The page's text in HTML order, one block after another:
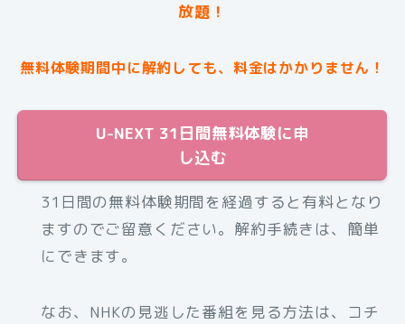
放題！
無料体験期間中に解約しても、料金はかかりません！
U-NEXT 31日間無料体験に申
し込む
31日間の無料体験期間を経過すると有料となり
ますのでご留意ください。解約手続きは、簡単
にできます。
なお、NHKの見逃した番組を見る方法は、コチ